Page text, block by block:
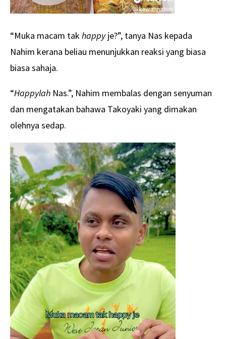
“Muka macam takhappyje?”, tanya Nas kepada
Nahim kerana beliau menunjukkan reaksi yang biasa
biasa sahaja.
“Happylah Nas.”, Nahim membalas dengan senyuman
dan mengatakan bahawa Takoyaki yang dimakan
olehnya sedap.